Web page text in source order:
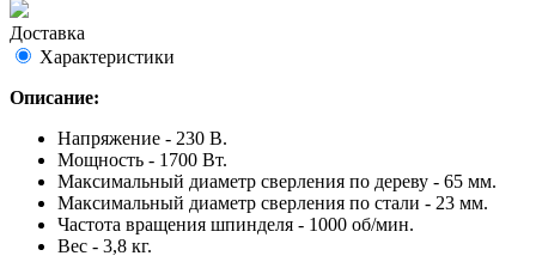
Доставка
Характеристики
Описание:
Напряжение - 230 В.
Мощность - 1700 Вт.
Максимальный диаметр сверления по дереву - 65 мм.
Максимальный диаметр сверления по стали - 23 мм.
Частота вращения шпинделя - 1000 об/мин.
Вес - 3,8 кг.